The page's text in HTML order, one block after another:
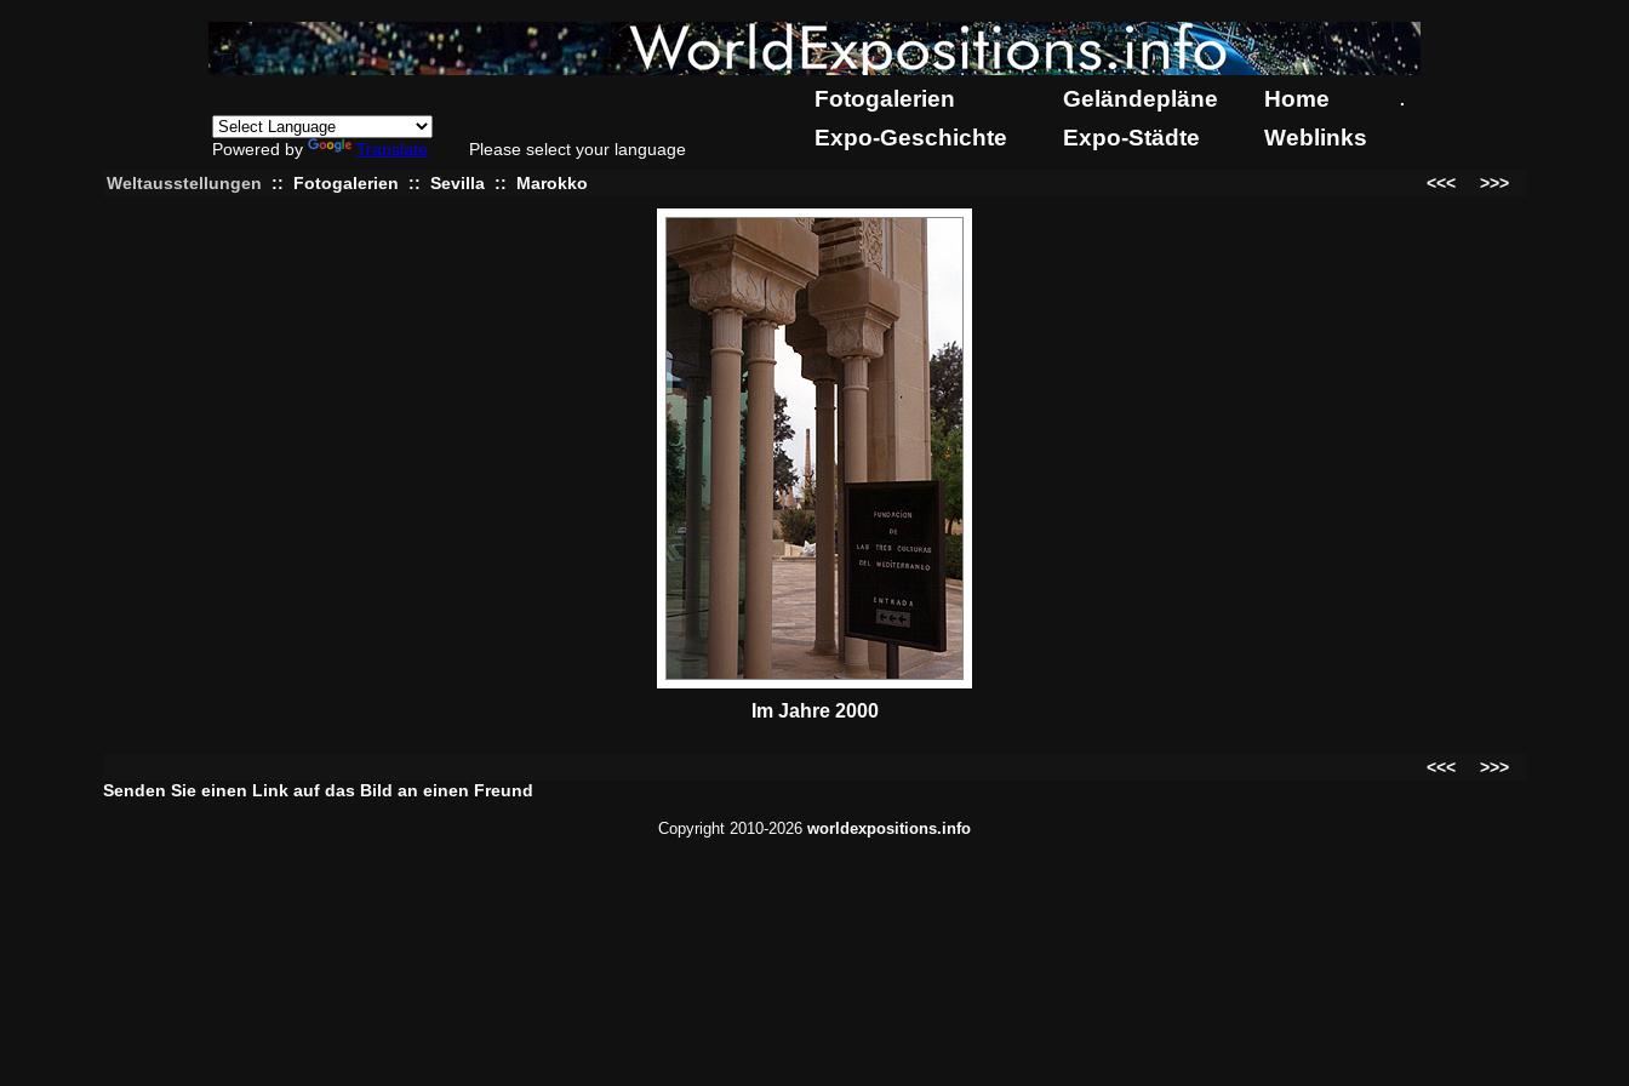
Powered by Translate Please select your language
Fotogalerien Geländepläne Home .
Expo-Geschichte Expo-Städte Weblinks
Weltausstellungen :: Fotogalerien :: Sevilla :: Marokko <<< >>>
Im Jahre 2000
<<<
>>>
Senden Sie einen Link auf das Bild an einen Freund
Copyright 2010-2026 worldexpositions.info